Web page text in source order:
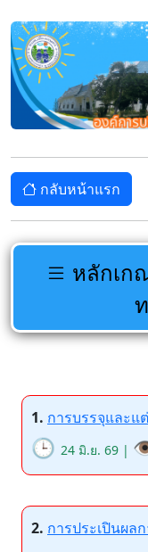
กลับหน้าแรก
หลักเก
1. การบรรจุและแ
🕒 24 มิ.ย. 69 |
2. การประเปินผล